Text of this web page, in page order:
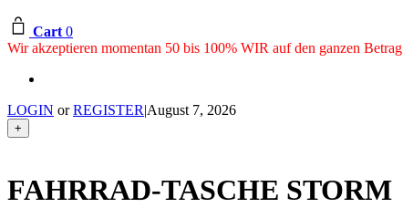
Cart 0
Wir akzeptieren momentan 50 bis 100% WIR auf den ganzen Betrag
LOGIN orREGISTER|August 7, 2026
+
FAHRRAD-TASCHE STORM